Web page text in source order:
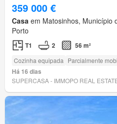
359 000 €
Casa em Matosinhos, Município
Porto
T1 2 56 m²
Cozinha equipada Parcialmente
Há 16 dias
SUPERCASA - IMMOPO REAL